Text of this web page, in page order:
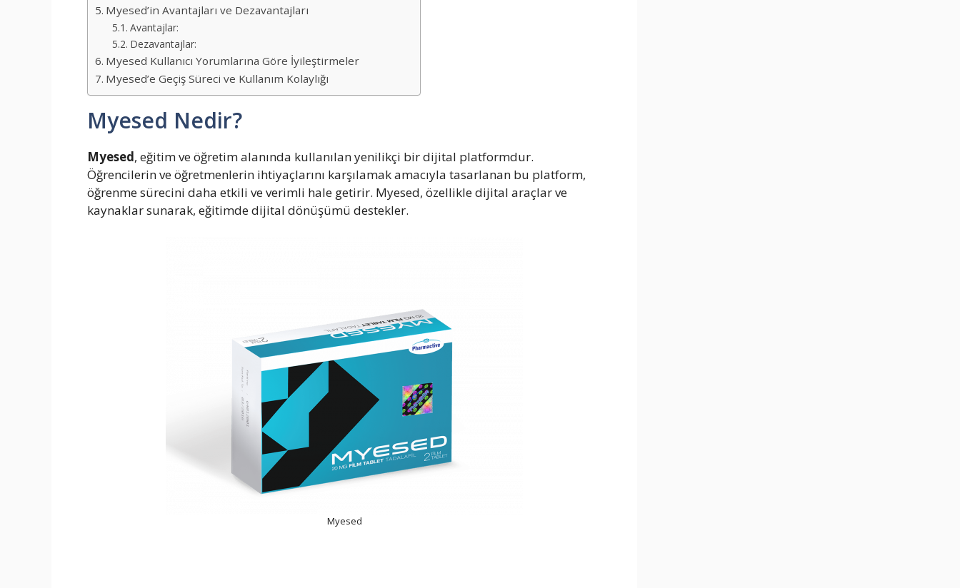
Myesed’in Avantajları ve Dezavantajları
Avantajlar:
Dezavantajlar:
Myesed Kullanıcı Yorumlarına Göre İyileştirmeler
Myesed’e Geçiş Süreci ve Kullanım Kolaylığı
Myesed Nedir?
Myesed, eğitim ve öğretim alanında kullanılan yenilikçi bir dijital platformdur.
Öğrencilerin ve öğretmenlerin ihtiyaçlarını karşılamak amacıyla tasarlanan bu platform,
öğrenme sürecini daha etkili ve verimli hale getirir. Myesed, özellikle dijital araçlar ve
kaynaklar sunarak, eğitimde dijital dönüşümü destekler.
Myesed